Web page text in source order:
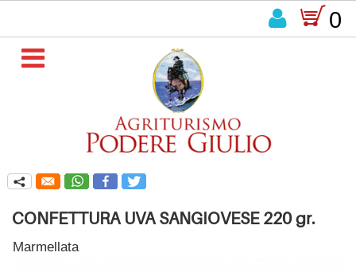
O 0


q
CONFETTURA UVA SANGIOVESE 220 gr.
Marmellata